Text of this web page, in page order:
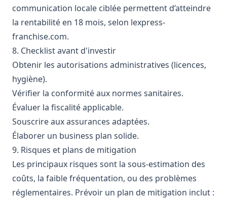
communication locale ciblée permettent d’atteindre
la rentabilité en 18 mois, selon lexpress-
franchise.com.
8. Checklist avant d'investir
Obtenir les autorisations administratives (licences,
hygiène).
Vérifier la conformité aux normes sanitaires.
Évaluer la fiscalité applicable.
Souscrire aux assurances adaptées.
Élaborer un business plan solide.
9. Risques et plans de mitigation
Les principaux risques sont la sous-estimation des
coûts, la faible fréquentation, ou des problèmes
réglementaires. Prévoir un plan de mitigation inclut :